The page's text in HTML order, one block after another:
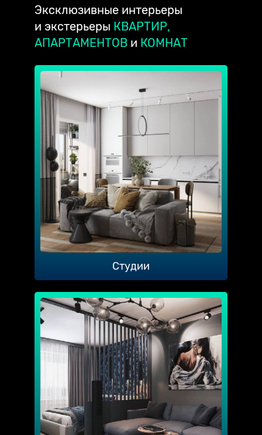
Эксклюзивные интерьеры
и экстерьеры КВАРТИР,
АПАРТАМЕНТОВ и КОМНАТ
Студии